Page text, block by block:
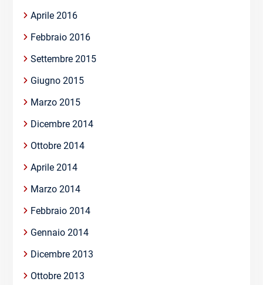
Aprile 2016
Febbraio 2016
Settembre 2015
Giugno 2015
Marzo 2015
Dicembre 2014
Ottobre 2014
Aprile 2014
Marzo 2014
Febbraio 2014
Gennaio 2014
Dicembre 2013
Ottobre 2013